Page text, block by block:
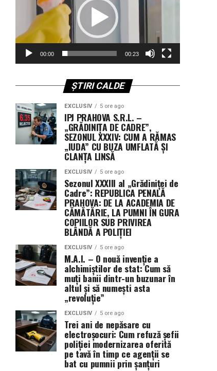
00:00 00:23
ȘTIRI CALDE
EXCLUSIV 5 ore ago
IPJ PRAHOVA S.R.L. –
„GRĂDINIȚA DE CADRE”,
SEZONUL XXXIV: CUM A RĂMAS
„IUDA” CU BUZA UMFLATĂ ȘI
CLANȚA LINSĂ
EXCLUSIV 5 ore ago
Sezonul XXXIII al „Grădiniței de
Cadre”: REPUBLICA PENALĂ
PRAHOVA: DE LA ACADEMIA DE
CĂMĂTĂRIE, LA PUMNI ÎN GURA
COPIILOR SUB PRIVIREA
BLÂNDĂ A POLIȚIEI
EXCLUSIV 5 ore ago
M.A.I. – O nouă invenție a
alchimiștilor de stat: Cum să
muți banii dintr-un buzunar în
altul și să numești asta
„revoluție”
EXCLUSIV 5 ore ago
Trei ani de nepăsare cu
electroșocuri: Cum refuză șefii
poliției modernizarea oferită
pe tavă în timp ce agenții se
bat cu pumnii prin șanțuri